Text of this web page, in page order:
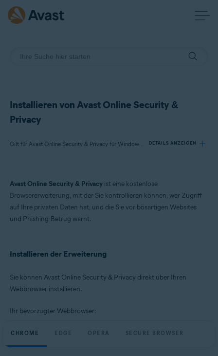
Installieren von Avast Online Security &
Privacy
Gilt für Avast Online Security & Privacy für Windows und Mac DETAILS ANZEIGEN
Produkte:
Avast Online Security & Privacy 22.x für Windows und Mac
Microsoft Windows 8 Home/Pro/Enterprise/Education – 32-/64-Bit
Apple macOS 14.x (Sonoma)
Apple macOS 12.x (Monterey)
Apple macOS 11.x (Big Sur)
Apple macOS 10.14.x (Mojave)
Avast Online Security & Privacy ist eine kostenlose
Browsererweiterung, mit der Sie kontrollieren können, wer Zugriff
auf Ihre privaten Daten hat, und die Sie vor bösartigen Websites
und Phishing-Betrug warnt.
Installieren der Erweiterung
Sie können Avast Online Security & Privacy direkt über Ihren
Webbrowser installieren.
Ihr bevorzugter Webbrowser:
CHROME EDGE OPERA SECURE BROWSER